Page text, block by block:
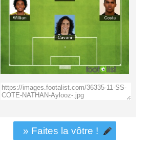
» Faites la vôtre !